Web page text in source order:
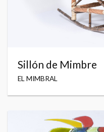
Sillón de Mimbre
EL MIMBRAL